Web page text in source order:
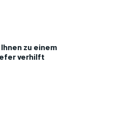
zu einem
verhilft